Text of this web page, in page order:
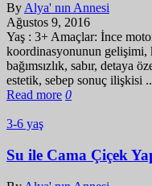
ByAlya' nın Annesi
Ağustos 9, 2016
Yaş : 3+ Amaçlar: İnce
koordinasyonunun gelişimi,
bağımsızlık, sabır, detaya
estetik, sebep sonuç ilişkisi
Read more 0
3-6 yaş
Su ile Cama Çiçek